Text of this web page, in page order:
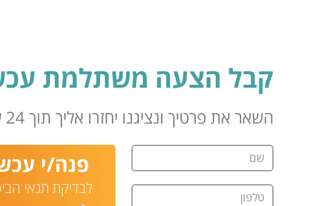
קבל הצעה משתלמת
השאר את פרטיך ונציגנו יחזרו אליך תוך 24 שעות
שם
טלפון
פנה/י
לבדיקת תנאי